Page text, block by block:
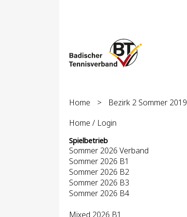
Home > Bezirk 2 Sommer 2019
Home / Login
Spielbetrieb
Sommer 2026 Verband
Sommer 2026 B1
Sommer 2026 B2
Sommer 2026 B3
Sommer 2026 B4
Mixed 2026 B1